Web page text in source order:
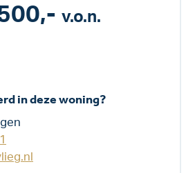
v.o.n.
in deze woning?